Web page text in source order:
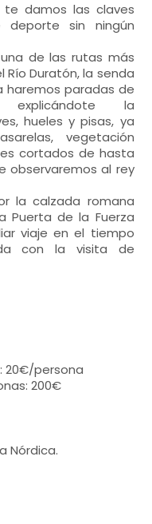
damos las claves
sin ningún
de las rutas más
Duratón, la senda
haremos paradas de
explicándote la
hueles y pisas, ya
vegetación
cortados de hasta
observaremos al rey
la calzada romana
Puerta de la Fuerza
viaje en el tiempo
con la visita de
20€/persona
200€
Nórdica.